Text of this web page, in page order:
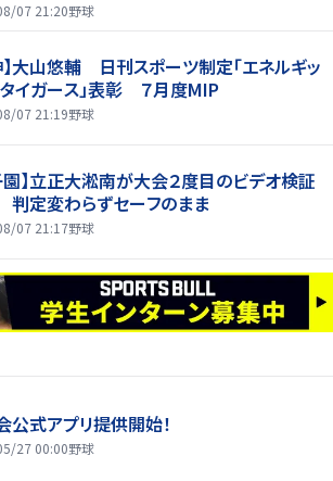
07 21:20野球
】大山悠輔 日刊スポーツ制定「エネルギッ
タイガース」表彰 ７月度MIP
07 21:19野球
園】立正大淞南が大会２度目のビデオ検証
定変わらずセーフのまま
07 21:17野球
公式アプリ提供開始！
27 00:00野球